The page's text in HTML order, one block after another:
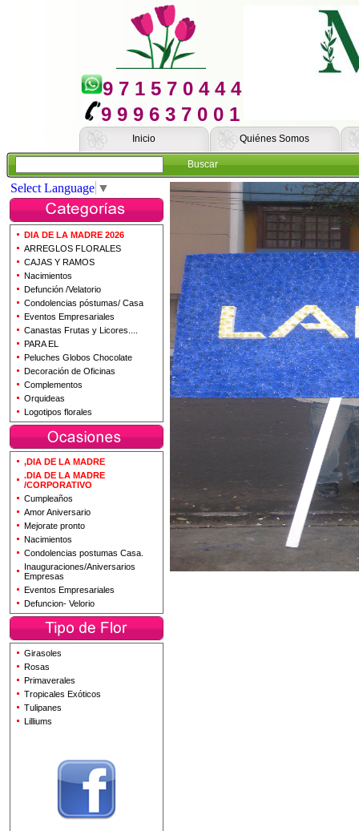
9 7 1 5 7 0 4 4 4
9 9 9 6 3 7 0 0 1
Inicio Quiénes Somos
Buscar
Select Language ▼
DIA DE LA MADRE 2026
ARREGLOS FLORALES
CAJAS Y RAMOS
Nacimientos
Defunción /Velatorio
Condolencias póstumas/ Casa
Eventos Empresariales
Canastas Frutas y Licores....
PARA EL
Peluches Globos Chocolate
Decoración de Oficinas
Complementos
Orquideas
Logotipos florales
,DIA DE LA MADRE
.DIA DE LA MADRE
/CORPORATIVO
Cumpleaños
Amor Aniversario
Mejorate pronto
Nacimientos
Condolencias postumas Casa.
Inauguraciones/Aniversarios
Empresas
Eventos Empresariales
Defuncion- Velorio
Girasoles
Rosas
Primaverales
Tropicales Exóticos
Tulipanes
Lilliums